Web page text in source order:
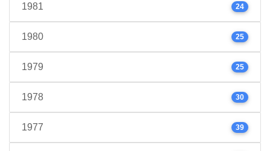
1981 24
1980 25
1979 25
1978 30
1977 39